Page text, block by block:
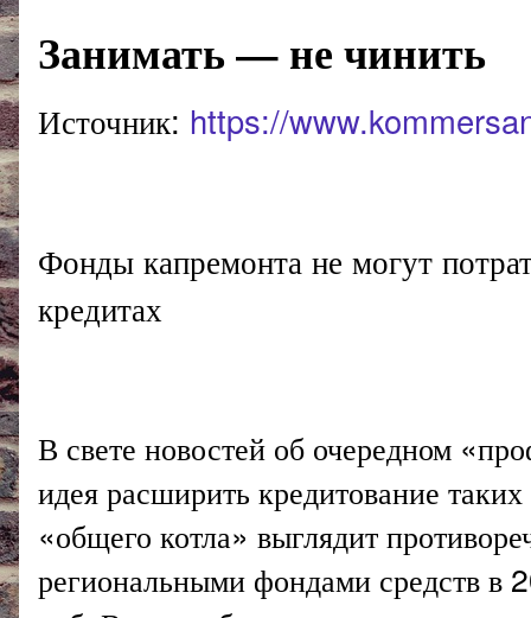
Занимать — не чинить
Источник: https://
Фонды капремонта не могут
кредитах
В свете новостей об очередном
идея расширить кредитование
«общего котла» выглядит
региональными фондами средств в